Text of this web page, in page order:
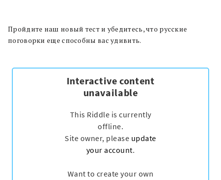
Пройдите наш новый тест и убедитесь, что русские
поговорки еще способны вас удивить.